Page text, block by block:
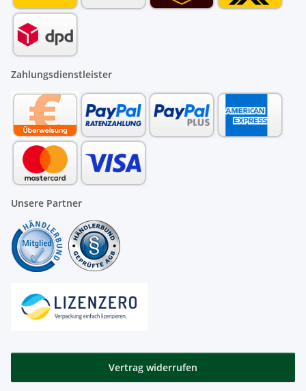
Zahlungsdienstleister
Unsere Partner
Vertrag widerrufen